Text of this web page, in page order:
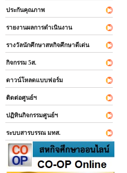
ประกันคุณภาพ
รายงานผลการดำเนินงาน
รางวัลนักศึกษาสหกิจศึกษาดีเด่น
กิจกรรม 5ส.
ดาวน์โหลดแบบฟอร์ม
ติดต่อศูนย์ฯ
ปฏิทินกิจกรรมศูนย์ฯ
ระบบสารบรรณ มทส.